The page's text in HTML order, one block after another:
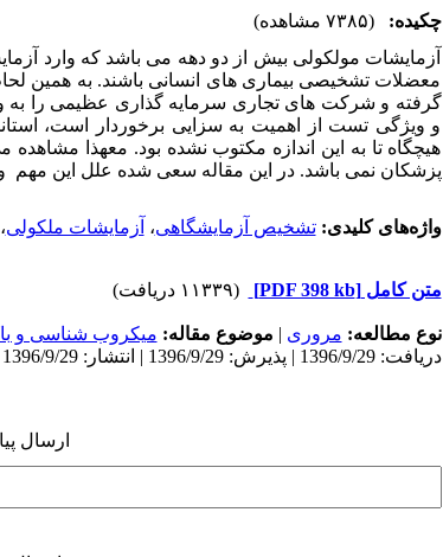
چکیده:
(۷۳۸۵ مشاهده)
آزمایشات مولکولی بیش از دو دهه می باشد که وارد
معضلات تشخیصی بیماری های انسانی باشند. به همین
گرفته و شرکت های تجاری سرمایه گذاری عظیمی را به
و ویژگی تست از اهمیت به سزایی برخوردار است،
هیچگاه تا به این اندازه مکتوب نشده بود. معهذا
پزشکان نمی باشد. در این مقاله سعی شده علل این مهم
واژه‌های کلیدی:تشخیص آزمایشگاهی، آزمایشات ملکولی
متن کامل[PDF 398 kb] (۱۱۳۳۹ دریافت)
نوع مطالعه: مروری | موضوع مقاله: میکروب شناسی و
دریافت: 1396/9/29 | پذیرش: 1396/9/29 | انتشار: 1396/9/29
ارسال